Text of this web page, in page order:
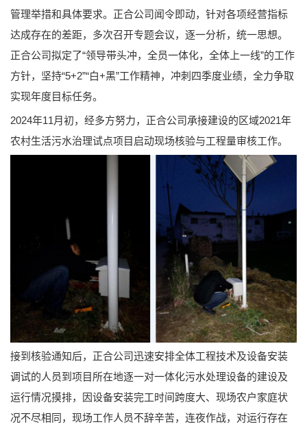
管理举措和具体要求。正合公司闻令即动，针对各项经营指标
达成存在的差距，多次召开专题会议，逐一分析，统一思想。
正合公司拟定了“领导带头冲，全员一体化，全体上一线”的工作
方针，坚持“5+2”“白+黑”工作精神，冲刺四季度业绩，全力争取
实现年度目标任务。
2024年11月初，经多方努力，正合公司承接建设的区域2021年
农村生活污水治理试点项目启动现场核验与工程量审核工作。
接到核验通知后，正合公司迅速安排全体工程技术及设备安装
调试的人员到项目所在地逐一对一体化污水处理设备的建设及
运行情况摸排，因设备安装完工时间跨度大、现场农户家庭状
况不尽相同，现场工作人员不辞辛苦，连夜作战，对运行存在